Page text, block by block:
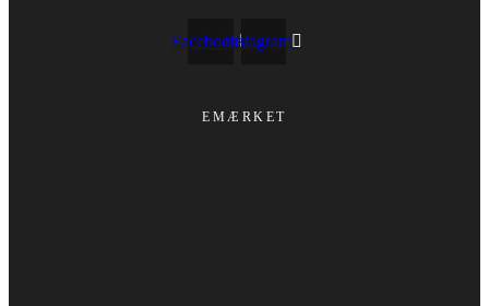
FacebookInstagram
EMÆRKET